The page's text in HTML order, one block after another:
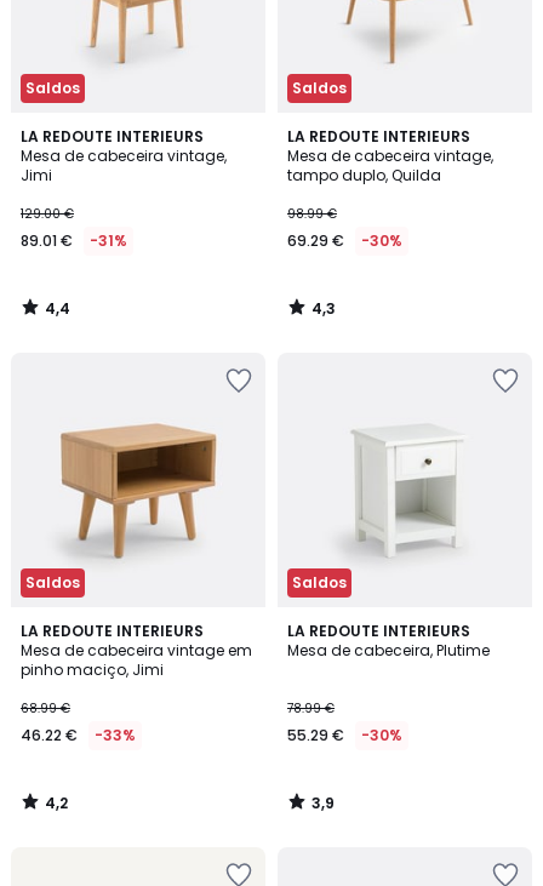
Saldos
LA REDOUTE INTERIEURS
Mesa de cabeceira vintage,
Jimi
129.00 €
89.01 € -31%
4,4
/ 5
4,4
/
Saldos
LA REDOUTE INTERIEURS
Mesa de cabeceira vintage,
tampo duplo, Quilda
98.99 €
69.29 € -30%
4,3
/ 5
4,3
/
Saldos
LA REDOUTE INTERIEURS
Mesa de cabeceira vintage em
pinho maciço, Jimi
68.99 €
46.22 € -33%
4,2
/ 5
4,2
/
Saldos
LA REDOUTE INTERIEURS
Mesa de cabeceira, Plutime
78.99 €
55.29 € -30%
3,9
/ 5
3,9
/